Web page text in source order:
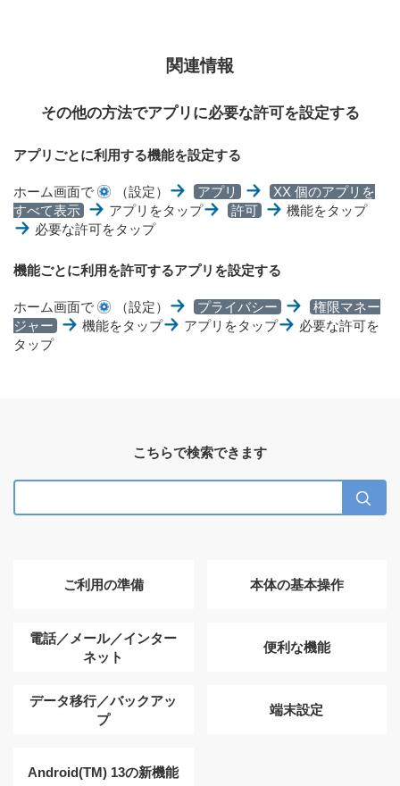
関連情報
その他の方法でアプリに必要な許可を設定する
アプリごとに利用する機能を設定する
ホーム画面で （設定） アプリ
XX 個のアプリを
すべて表示
アプリをタップ 許可
機能をタップ
必要な許可をタップ
機能ごとに利用を許可するアプリを設定する
ホーム画面で （設定） プライバシー
権限マネー
ジャー
機能をタップ アプリをタップ
必要な許可を
タップ
こちらで検索できます
ご利用の準備 本体の基本操作
電話／メール／インター
ネット
便利な機能
データ移行／バックアッ
プ
端末設定
Android(TM) 13の新機能